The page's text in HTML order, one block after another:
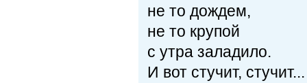
не то дождем,
не то крупой
с утра заладило.
И вот стучит, стучит...